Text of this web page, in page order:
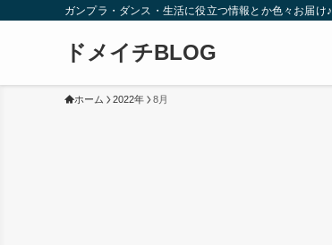
ガンプラ・ダンス・生活に役立つ情報とか色々お届け♪
ドメイチBLOG
ホーム 2022年 8月